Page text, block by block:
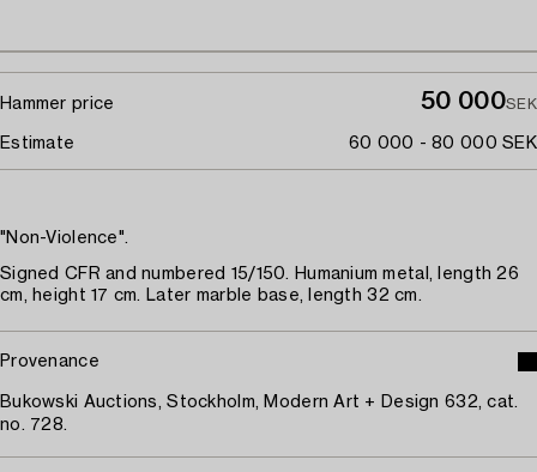
Hammer price 50 000SEK
Estimate 60 000 - 80 000 SEK
"Non-Violence".
Signed CFR and numbered 15/150. Humanium metal, length 26
cm, height 17 cm. Later marble base, length 32 cm.
Provenance
Bukowski Auctions, Stockholm, Modern Art + Design 632, cat.
no. 728.